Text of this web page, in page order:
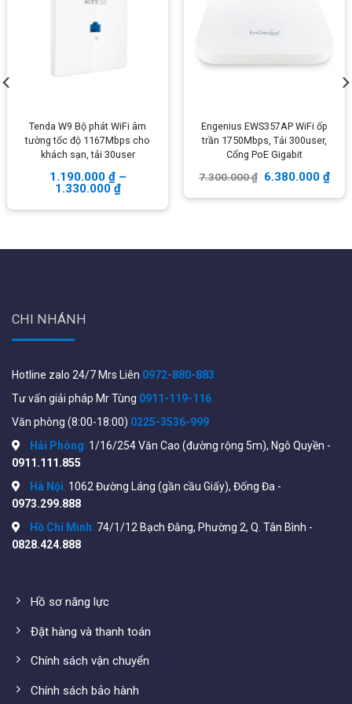
Cách sử dụngRuijie RAP-2200(F)
nếu muốn hệ thống chịu tải hơn 100 thiết bị truy cập bắt
buộc phải có 2 thành phần:
1-Router chịu tải:là thiết bị định tuyến chức năng
chính là cấp phát địa chỉ IP cho toàn hệ thống(mạng
2-Bộ phát WiFi:hay còn gọi là điểm truy cập chính là
Ruijie RAP-2200(F) có chức năng kết nối cùng lúc
nhiều thiết bị sử dụng như: Mobile, Laptop, Camera
wifi, IP phone..
Tenda W9 Bộ phát WiFi âm
tường tốc độ 1167Mbps cho
khách sạn, tải 30user
1.190.000 ₫–
1.330.000 ₫
Engenius EWS357AP WiFi ốp
trần 1750Mbps, Tải 300user,
Cổng PoE Gigabit
7.300.000₫ 6.380.000 ₫
CHI NHÁNH
Hotline zalo 24/7 Mrs Liên 0972-880-883
Tư vấn giải pháp Mr Tùng 0911-119-116
Văn phòng (8:00-18:00) 0225-3536-999
Hải Phòng: 1/16/254 Văn Cao (đường rộng 5m), Ngô Quyền -
0911.111.855
Hà Nội: 1062 Đường Láng (gần cầu Giấy), Đống Đa -
0973.299.888
Hồ Chí Minh: 74/1/12 Bạch Đằng, Phường 2, Q. Tân Bình -
0828.424.888
Hồ sơ năng lực
Đặt hàng và thanh toán
Chính sách vận chuyển
Chính sách bảo hành